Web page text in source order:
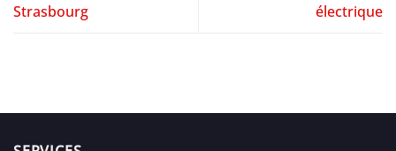
Strasbourg
électrique